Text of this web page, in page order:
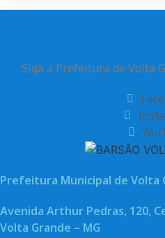
Siga a Prefeitura de Volta
Prefeitura Municipal de Volta
Avenida Arthur Pedras, 120,
Volta Grande – MG